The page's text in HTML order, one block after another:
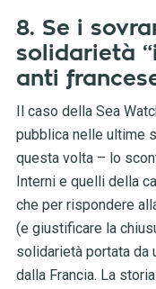
8. Se i
solidarietà
anti
Il caso della Sea
pubblica nelle ultime
questa volta – lo
Interni e quelli della
che per rispondere
(e giustificare la
solidarietà portata da
dalla Francia. La